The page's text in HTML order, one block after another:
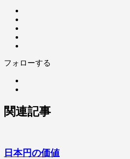
フォローする
関連記事
日本円の価値